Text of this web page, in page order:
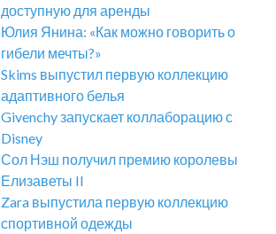
доступную для аренды
Юлия Янина: «Как можно говорить о
гибели мечты?»
Skims выпустил первую коллекцию
адаптивного белья
Givenchy запускает коллаборацию с
Disney
Сол Нэш получил премию королевы
Елизаветы II
Zara выпустила первую коллекцию
спортивной одежды